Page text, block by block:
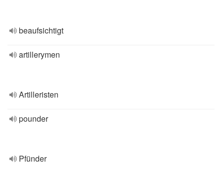
beaufsichtigt
artillerymen
Artilleristen
pounder
Pfünder